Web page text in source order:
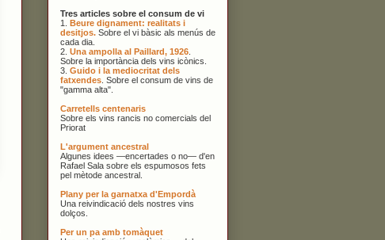
Tres articles sobre el consum de vi
1. Beure dignament: realitats i
desitjos. Sobre el vi bàsic als menús de
cada dia.
2. Una ampolla al Paillard, 1926
Sobre la importància dels vins icònics.
3. Guido i la mediocritat dels
fatxendes . Sobre el consum de vins de
"gamma alta".
Carretells centenaris
Sobre els vins rancis no comercials del
Priorat
L'argument ancestral
Algunes idees —encertades o no— d'en
Rafael Sala sobre els espumosos fets
pel mètode ancestral.
Plany per la garnatxa d'Empordà
Una reivindicació dels nostres vins
dolços.
Per un pa amb tomàquet